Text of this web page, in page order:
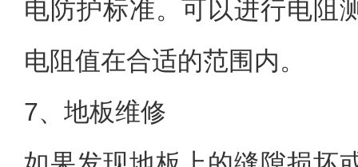
电防护标准。可以进行电阻
电阻值在合适的范围内。
7、地板维修